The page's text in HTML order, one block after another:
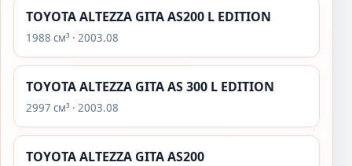
TOYOTA ALTEZZA GITA AS200 L EDITION
1988 см³ · 2003.08
TOYOTA ALTEZZA GITA AS 300 L EDITION
2997 см³ · 2003.08
TOYOTA ALTEZZA GITA AS200